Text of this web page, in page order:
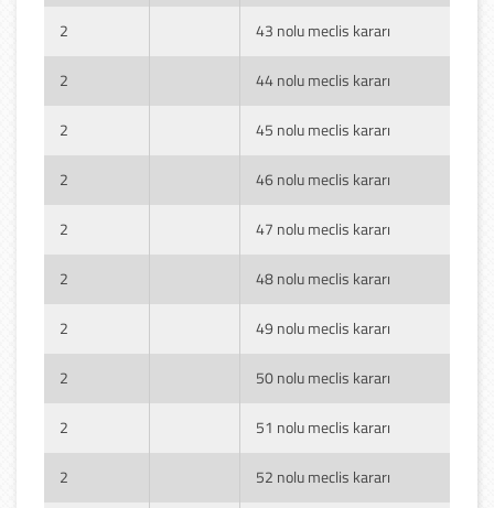
2 43 nolu meclis kararı
2 44 nolu meclis kararı
2 45 nolu meclis kararı
2 46 nolu meclis kararı
2 47 nolu meclis kararı
2 48 nolu meclis kararı
2 49 nolu meclis kararı
2 50 nolu meclis kararı
2 51 nolu meclis kararı
2 52 nolu meclis kararı